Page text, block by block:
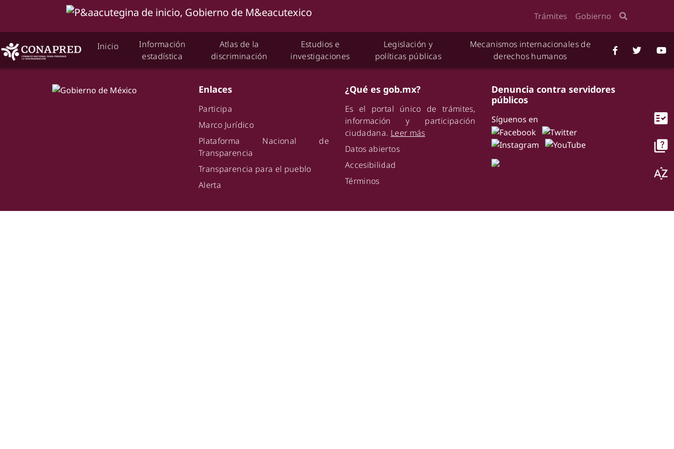
Trámites Gobierno
Inicio
Información
estadística
Atlas de la
discriminación
Estudios e
investigaciones
Legislación y
políticas públicas
Mecanismos internacionales de
derechos humanos
fact_check
quiz
sort_by_alpha
Enlaces
Participa
Marco Jurídico
Plataforma Nacional de
Transparencia
Transparencia para el pueblo
Alerta
¿Qué es gob.mx?
Es el portal único de trámites,
información y participación
ciudadana. Leer más
Datos abiertos
Accesibilidad
Términos
Denuncia contra servidores
públicos
Síguenos en